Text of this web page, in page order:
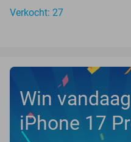
Verkocht: 27
Win
iPhone 17